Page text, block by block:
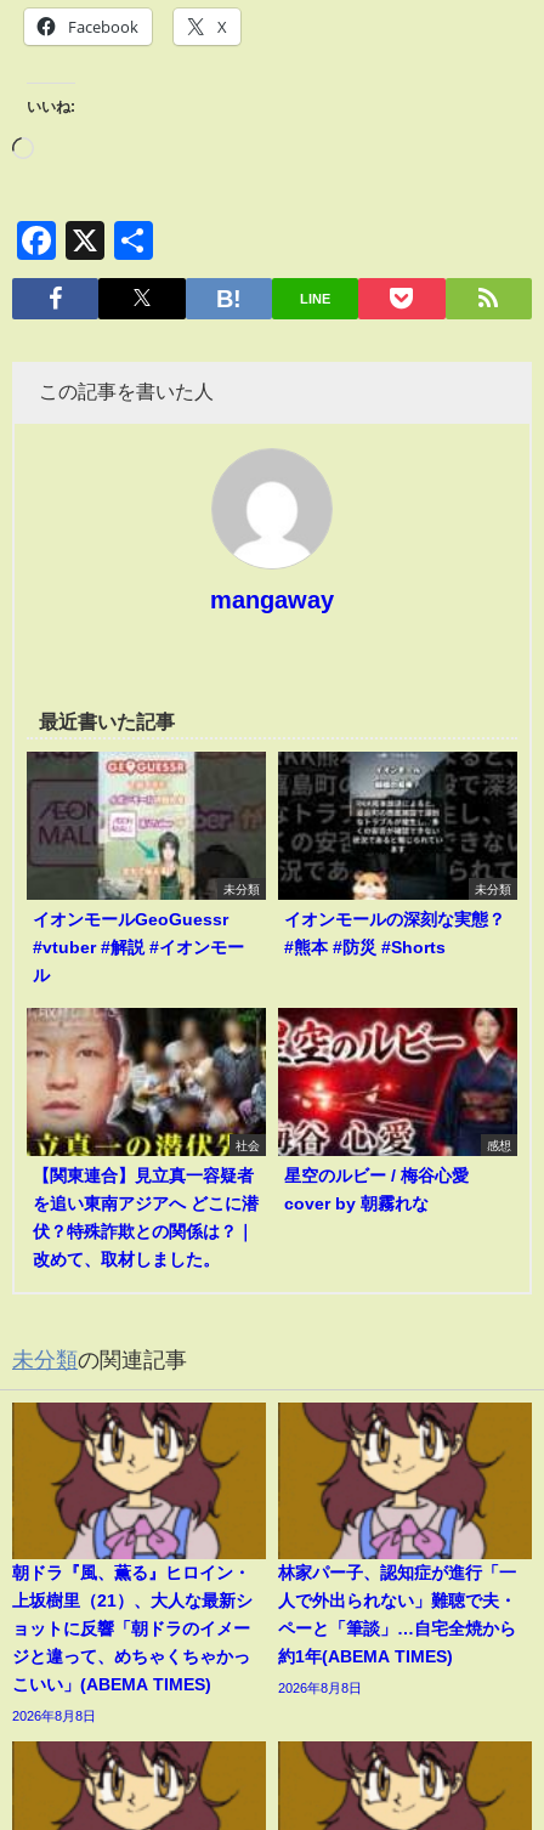
Facebook X
いいね:
Facebook
X
有
LINE
この記事を書いた人
mangaway
最近書いた記事
未分類
イオンモールGeoGuessr
#vtuber #解説 #イオンモー
ル
未分類
イオンモールの深刻な実態？
#熊本 #防災 #Shorts
社会
【関東連合】見立真一容疑者
を追い東南アジアへ どこに潜
伏？特殊詐欺との関係は？｜
改めて、取材しました。
感想
星空のルビー / 梅谷心愛
cover by 朝霧れな
未分類の関連記事
朝ドラ『風、薫る』ヒロイン・
上坂樹里（21）、大人な最新シ
ョットに反響「朝ドラのイメー
ジと違って、めちゃくちゃかっ
こいい」(ABEMA TIMES)
2026年8月8日
林家パー子、認知症が進行「一
人で外出られない」難聴で夫・
ペーと「筆談」…自宅全焼から
約1年(ABEMA TIMES)
2026年8月8日